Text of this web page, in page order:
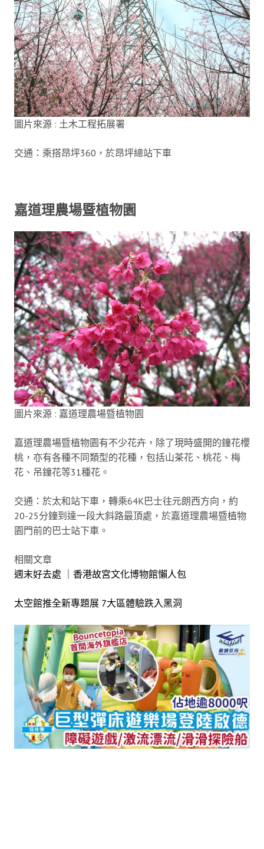
圖片來源 : 土木工程拓展署
交通：乘搭昂坪360，於昂坪總站下車
嘉道理農場暨植物園
圖片來源 : 嘉道理農場暨植物園
嘉道理農場暨植物園有不少花卉，除了現時盛開的鐘花櫻
桃，亦有各種不同類型的花種，包括山茶花、桃花、梅
花、吊鐘花等31種花。
交通：於太和站下車，轉乘64K巴士往元朗西方向，約
20-25分鐘到達一段大斜路最頂處，於嘉道理農場暨植物
園門前的巴士站下車。
相關文章
週末好去處 ｜香港故宮文化博物館懶人包
太空館推全新專題展 7大區體驗跌入黑洞